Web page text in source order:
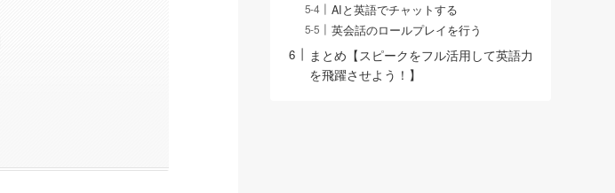
AIと英語でチャットする
英会話のロールプレイを行う
まとめ【スピークをフル活用して英語力
を飛躍させよう！】